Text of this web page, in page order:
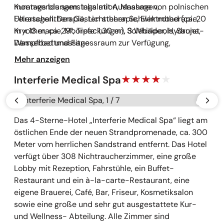
montags bis samstags mit Ausnahme von polnischen
Feiertagen. Den Gästen stehen Schwimmbad (ca. 20
m x 13 m, ca. 29°, Tiefe: 1,30 m), 3 Whirlpools, Sauna,
Dampfbad und Fitnessraum zur Verfügung,
außerdem Kosmetiksalon und Salzgrotte gegen
Gebühr. Das Hotel ist für mobilitätseingeschränkte
Personen geeignet.
Kuranwendungen: Inhalation, Massagen,
Ultraschalltherapie, Lichttherapie, Elektrotherapie,
Kryotherapie, Moorpackungen, Solebäder, Hydrojet-
Wasserbettmassage
Mehr anzeigen
Interferie Medical Spa
Galerie überspringen
vorherige
Das 4-Sterne-Hotel „Interferie Medical Spa“ liegt am
östlichen Ende der neuen Strandpromenade, ca. 300
Meter vom herrlichen Sandstrand entfernt. Das Hotel
verfügt über 308 Nichtraucherzimmer, eine große
Lobby mit Rezeption, Fahrstühle, ein Buffet-
Restaurant und ein à-la-carte-Restaurant, eine
eigene Brauerei, Café, Bar, Friseur, Kosmetiksalon
sowie eine große und sehr gut ausgestattete Kur-
und Wellness- Abteilung. Alle Zimmer sind